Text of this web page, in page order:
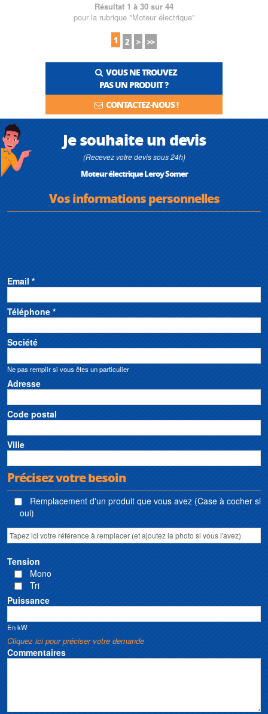
Résultat 1 à 30 sur 44
pour la rubrique "Moteur électrique"
1
2 > >>
VOUS NE TROUVEZ
PAS UN PRODUIT ?
CONTACTEZ-NOUS !
Je souhaite un devis
(Recevez votre devis sous 24h)
Moteur électrique Leroy Somer
Vos informations personnelles
Email *
Téléphone *
Société
Ne pas remplir si vous êtes un particulier
Adresse
Code postal
Ville
Précisez votre besoin
Remplacement d'un produit que vous avez (Case à cocher si
oui)
Tension
Mono
Tri
Puissance
En kW
Cliquez ici pour préciser votre demande
Commentaires